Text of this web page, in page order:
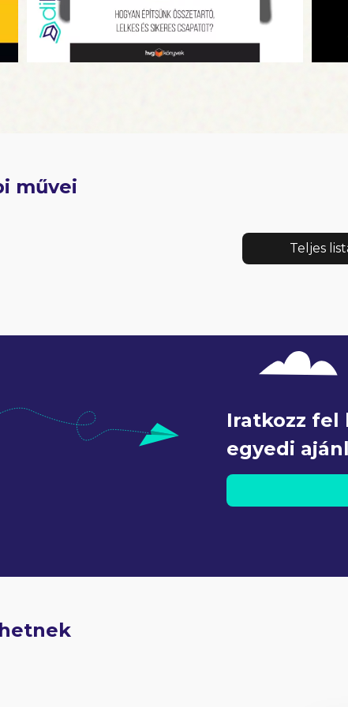
Stanfordi Egyetem Üzleti Karán
vállalkozásmenedzsmentet oktatott. A
elnöke, számos vállalat és szervezet
hetvenhárom éves korában hunyt el.
művei
Teljes
Iratkozz fel
egyedi